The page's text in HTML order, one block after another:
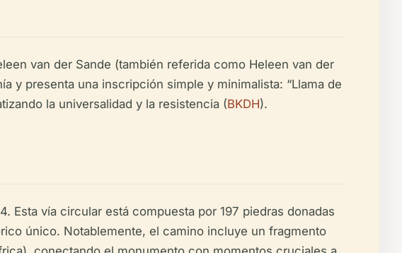
van der Sande (también referida como Heleen van der
y presenta una inscripción simple y minimalista: “Llama de
la universalidad y la resistencia (BKDH).
Esta vía circular está compuesta por 197 piedras donadas
único. Notablemente, el camino incluye un fragmento